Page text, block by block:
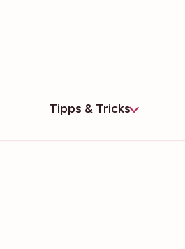
Tipps & Tricks